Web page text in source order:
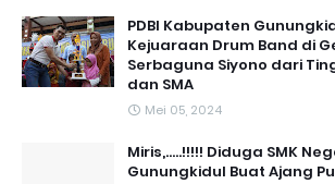
PDBI Kabupaten
Kejuaraan Drum Band di
Serbaguna Siyono dari
dan SMA
Mei 05, 2024
Miris,.....!!!!! Diduga SMK
Gunungkidul Buat Ajang